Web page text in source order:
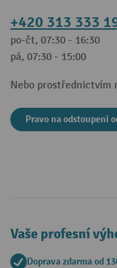
+420 313 333
po-čt, 07:30 - 16:30
pá, 07:30 - 15:00
Nebo prostřednictvím
Pravo na odstoupeni
Vaše profesní
Doprava zdarma od